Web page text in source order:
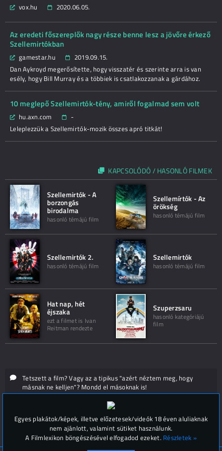
vox.hu 2020.06.05.
Az eredeti főszereplők nagy része benne lesz a jövőre érkező
Szellemirtókban
gamestar.hu
2019.09.15.
Dan Aykroyd megerősítette, hogy visszatér és szerinte arra is van
esély, hogy Bill Murray és a többiek is csatlakozzanak a gárdához.
10 meglepő Szellemirtók-tény, amiről fogalmad sem volt
hu.axn.com
-
Leleplezzük a Szellemirtók-mozik összes apró titkát!
KAPCSOLÓDÓ / HASONLÓ FILMEK
Szellemirtók - A
borzongás
birodalma
hasonló témájú film
Szellemírtók - Az
örökség
hasonló témájú film
Szellemirtók 2.
hasonló témájú film
Szellemirtók
hasonló témájú film
Hat nap, hét
éjszaka
ezt a filmet is Ivan
Reitman rendezte
Szuperzsaru
hasonló kategóriájú
film
Tetszett a film? Vagy az a tipikus "azért néztem meg, hogy
másnak ne kelljen"? Mondd el másoknak is!
Hozzászólások (
Egyes plakátok/képek, illetve előzetesek/videók 18 éven aluliaknak
nem ajánlott, valamint sütiket használunk.
A Filmlexikon böngészésével elfogadod ezeket. Részletek »